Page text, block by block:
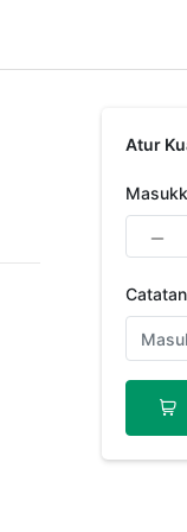
Atur
Catatan